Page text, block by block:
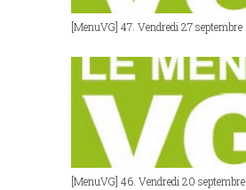
[MenuVG] 47. Vendredi 27 septembre
[MenuVG] 46. Vendredi 20 septembre